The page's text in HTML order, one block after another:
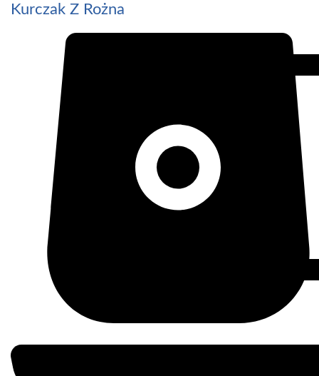
Kurczak Z Rożna